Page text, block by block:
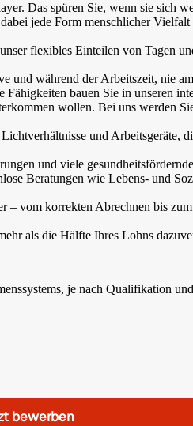
Das spüren Sie, wenn sie sich
jede Form menschlicher
flexibles Einteilen von Tagen
und während der Arbeitszeit, nie
bauen Sie in unseren
wollen. Bei uns werden
und Arbeitsgeräte,
und viele
Beratungen wie Lebens- und
– vom korrekten Abrechnen bis
als die Hälfte Ihres Lohns
je nach Qualifikation
bewerben